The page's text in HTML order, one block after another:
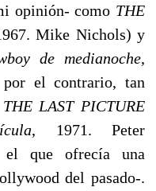
opinión- como THE
Mike Nichols) y
de medianoche,
por el contrario, tan
THE LAST PICTURE
, 1971. Peter
el que ofrecía una
del pasado-.